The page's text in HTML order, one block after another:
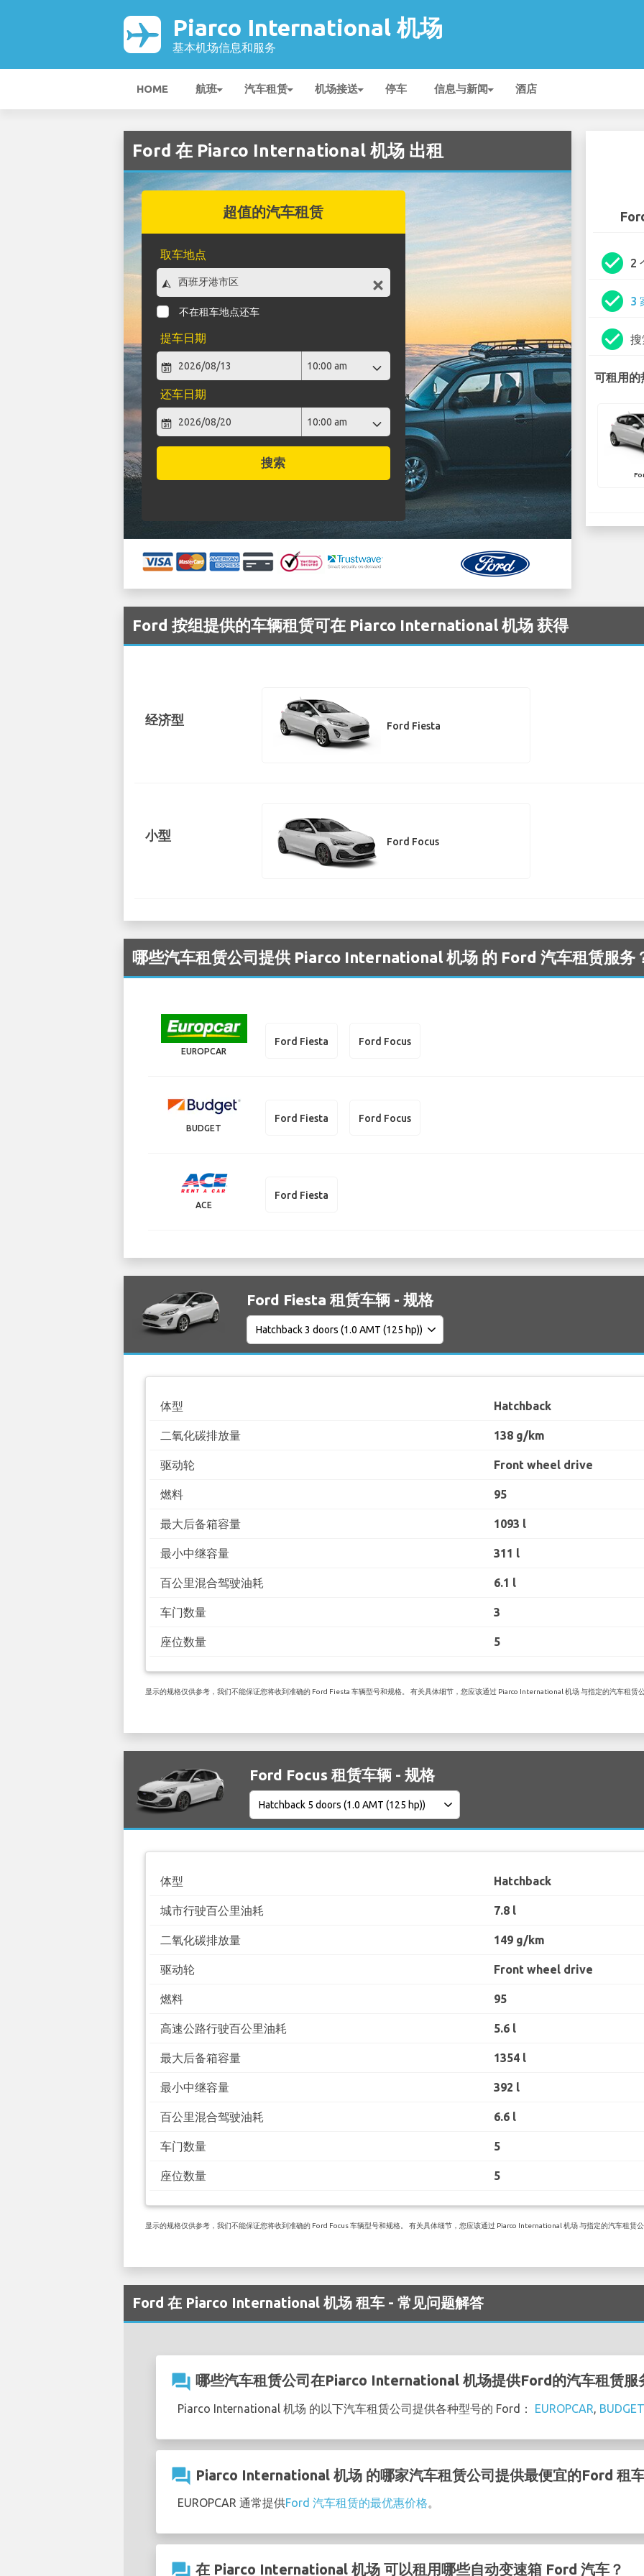
Piarco International 机场
基本机场信息和服务
HOME 航班 汽车租赁 机场接送 停车 信息与新闻 酒店
Ford 在 Piarco International 机场 出租
超值的汽车租赁
取车地点
不在租车地点还车
提车日期
还车日期
搜索
check_circle 2
check_circle 3
check_circle
可租用的
Ford 按组提供的车辆租赁可在 Piarco International 机场 获得
经济型 Ford Fiesta
小型 Ford Focus
哪些汽车租赁公司提供 Piarco International 机场 的 Ford 汽车租赁服务
EUROPCAR
Ford Fiesta Ford Focus
BUDGET
Ford Fiesta Ford Focus
ACE
Ford Fiesta
Ford Fiesta 租赁车辆 - 规格
体型 Hatchback
二氧化碳排放量 138 g/km
驱动轮 Front wheel drive
燃料 95
最大后备箱容量 1093 l
最小中继容量 311 l
百公里混合驾驶油耗 6.1 l
车门数量 3
座位数量 5
显示的规格仅供参考，我们不能保证您将收到准确的 Ford Fiesta 车辆型号和规格。 有关具体细节，您应该通过 Piarco International 机场 与指定的汽车租赁
Ford Focus 租赁车辆 - 规格
体型 Hatchback
城市行驶百公里油耗 7.8 l
二氧化碳排放量 149 g/km
驱动轮 Front wheel drive
燃料 95
高速公路行驶百公里油耗 5.6 l
最大后备箱容量 1354 l
最小中继容量 392 l
百公里混合驾驶油耗 6.6 l
车门数量 5
座位数量 5
显示的规格仅供参考，我们不能保证您将收到准确的 Ford Focus 车辆型号和规格。 有关具体细节，您应该通过 Piarco International 机场 与指定的汽车租赁
Ford 在 Piarco International 机场 租车 - 常见问题解答
question_answer 哪些汽车租赁公司在Piarco International 机场提供Ford的汽车租赁服
Piarco International 机场 的以下汽车租赁公司提供各种型号的 Ford： EUROPCAR, BUDGET
question_answer Piarco International 机场 的哪家汽车租赁公司提供最便宜的Ford 租
EUROPCAR 通常提供Ford 汽车租赁的最优惠价格。
question_answer 在 Piarco International 机场 可以租用哪些自动变速箱 Ford 汽车？